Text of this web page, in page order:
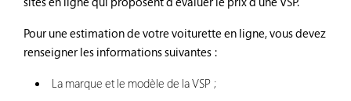
Pour une estimation de votre voiturette en ligne, vous devez
renseigner les informations suivantes :
La marque et le modèle de la VSP ;